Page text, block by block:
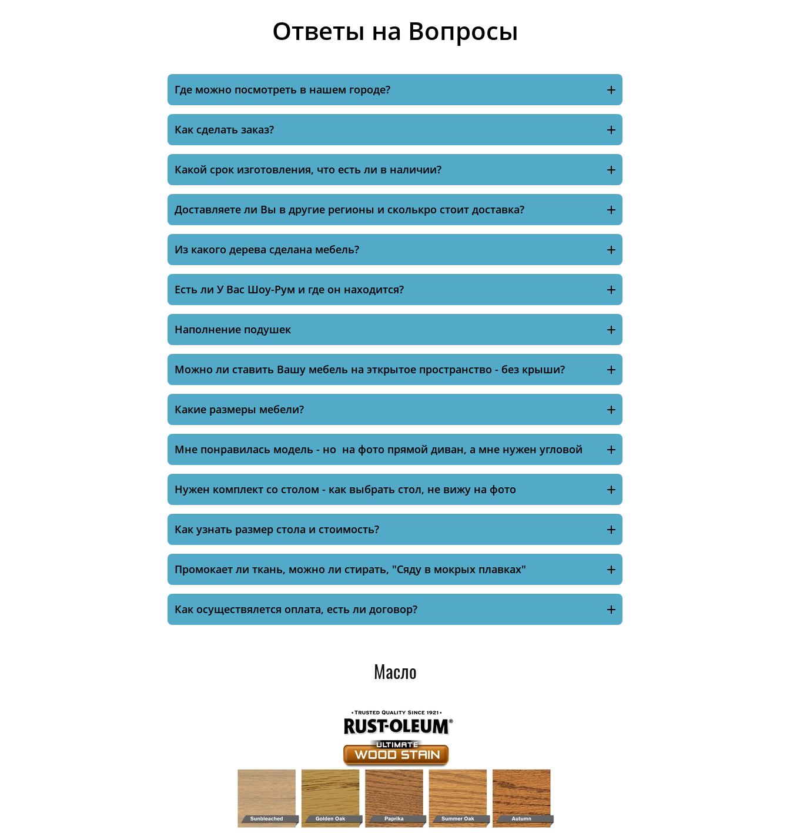
Ответы на Вопросы
Где можно посмотреть в нашем городе?
Как сделать заказ?
Какой срок изготовления, что есть ли в наличии?
Доставляете ли Вы в другие регионы и сколькро стоит доставка?
Из какого дерева сделана мебель?
Есть ли У Вас Шоу-Рум и где он находится?
Наполнение подушек
Можно ли ставить Вашу мебель на эткрытое пространство - без крыши?
Какие размеры мебели?
Мне понравилась модель - но на фото прямой диван, а мне нужен угловой
Нужен комплект со столом - как выбрать стол, не вижу на фото
Как узнать размер стола и стоимость?
Промокает ли ткань, можно ли стирать, "Сяду в мокрых плавках"
Как осуществялется оплата, есть ли договор?
Масло